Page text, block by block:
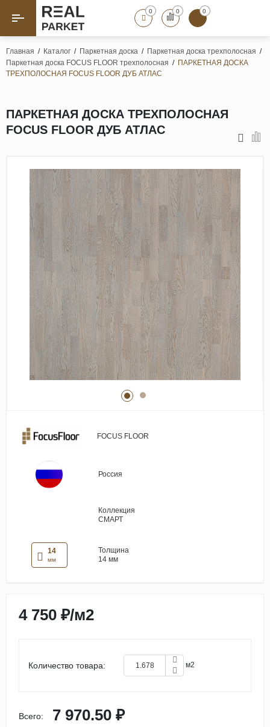
Назад
Паркет «Елка»
Назад
Штучный паркет
Художественный паркет
Паркетная доска
Полы для ванных комнат
Террасная доска
Пробковые покрытия
Ламинат
Виниловые покрытия
Стеновые панели
Лепнина
Клеевая продукция
Паркетные лаки и масла
0 0 0
Главная / Каталог / Паркетная доска / Паркетная доска трехполосная /
Паркетная доска FOCUS FLOOR трехполосная / ПАРКЕТНАЯ ДОСКА
ТРЕХПОЛОСНАЯ FOCUS FLOOR ДУБ АТЛАС
ПАРКЕТНАЯ ДОСКА ТРЕХПОЛОСНАЯ
FOCUS FLOOR ДУБ АТЛАС
FOCUS FLOOR
Россия
Коллекция
СМАРТ
14
мм
Толщина
14 мм
4 750 ₽/м2
Количество товара: м2
Всего: 7 970.50 ₽